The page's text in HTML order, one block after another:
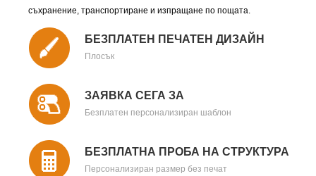
съхранение, транспортиране и изпращане по пощата.
БЕЗПЛАТЕН ПЕЧАТЕН ДИЗАЙН
Плосък
ЗАЯВКА СЕГА ЗА
Безплатен персонализиран шаблон
БЕЗПЛАТНА ПРОБА НА СТРУКТУРА
Персонализиран размер без печат